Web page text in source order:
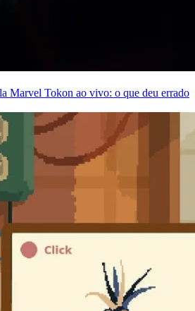
Marvel Tokon ao vivo: o que deu errado